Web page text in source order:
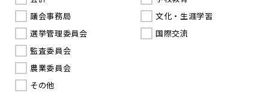
議会事務局
選挙管理委員会
監査委員会
農業委員会
その他
文化・生涯学習
国際交流